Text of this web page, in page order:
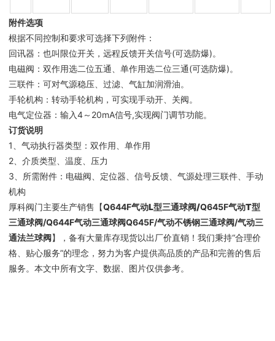
附件选项
根据不同控制和要求可选择下列附件：
回讯器：也叫限位开关，远程反馈开关信号(可选防爆)。
电磁阀：双作用选二位五通、单作用选二位三通(可选防爆)。
三联件：可对气源稳压、过滤、气缸加润滑油。
手轮机构：转动手轮机构，可实现手动开、关阀。
电气定位器：输入4～20mA信号,实现阀门调节功能。
订货说明
1、气动执行器类型：双作用、单作用
2、介质类型、温度、压力
3、所需附件：电磁阀、定位器、信号反馈、气源处理三联件、手动
机构
厚科阀门主要生产销售【Q644F气动L型三通球阀/Q645F气动T型
三通球阀/Q644F气动三通球阀Q645F/气动不锈钢三通球阀/气动三
通法兰球阀】，备有大量库存现货以出厂价直销！我们秉持“合理价
格、贴心服务”的理念，努力为客户提供高品质的产品和完善的售后
服务。本文中所有文字、数据、图片仅供参考。